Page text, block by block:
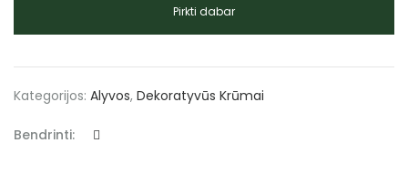
Pirkti dabar
Kategorijos: Alyvos, Dekoratyvūs Krūmai
Bendrinti: